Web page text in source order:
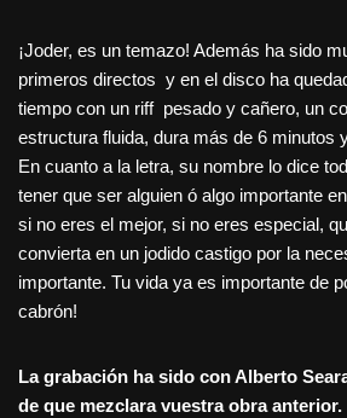
¡Joder, es un temazo! Además ha sido
primeros directos y en el disco ha
tiempo con un riff pesado y cañero, un
estructura fluida, dura más de 6 minutos
En cuanto a la letra, su nombre lo dice
tener que ser alguien ó algo importante
si no eres el mejor, si no eres especial,
convierta en un jodido castigo por la
importante. Tu vida ya es importante de
cabrón!
La grabación ha sido con Alberto
de que mezclara vuestra obra